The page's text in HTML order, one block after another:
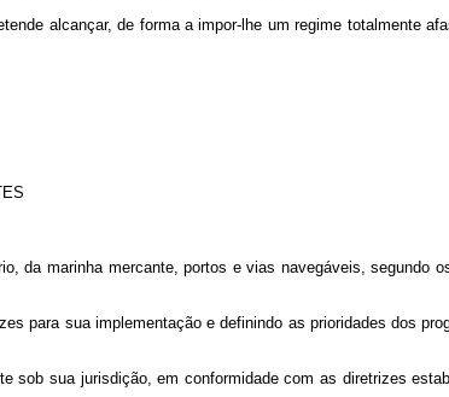
alcançar, de forma a impor-lhe um regime totalmente
da marinha mercante, portos e vias navegáveis, segundo
para sua implementação e definindo as prioridades dos
sob sua jurisdição, em conformidade com as diretrizes